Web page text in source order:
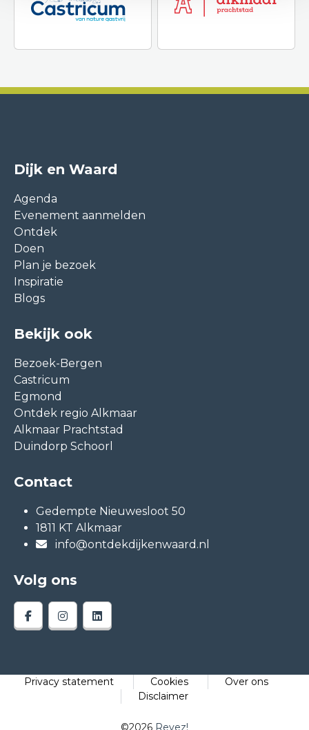
Dijk en Waard
Agenda
Evenement aanmelden
Ontdek
Doen
Plan je bezoek
Inspiratie
Blogs
Bekijk ook
Bezoek-Bergen
Castricum
Egmond
Ontdek regio Alkmaar
Alkmaar Prachtstad
Duindorp Schoorl
Contact
Gedempte Nieuwesloot 50
1811 KT Alkmaar
info@ontdekdijkenwaard.nl
Volg ons
Privacy statement Cookies
Over ons
Disclaimer
©2026 Reyez!